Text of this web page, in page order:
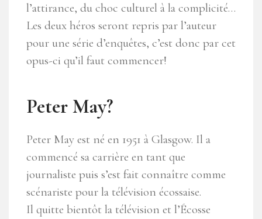
l’attirance, du choc culturel à la complicité…
Les deux héros seront repris par l’auteur
pour une série d’enquêtes, c’est donc par cet
opus-ci qu’il faut commencer!
Peter May?
Peter May est né en 1951 à Glasgow. Il a
commencé sa carrière en tant que
journaliste puis s’est fait connaître comme
scénariste pour la télévision écossaise.
Il quitte bientôt la télévision et l’Écosse